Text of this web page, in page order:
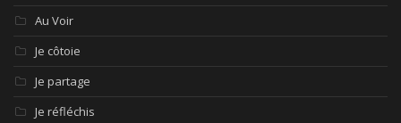
Au Voir
Je côtoie
Je partage
Je réfléchis